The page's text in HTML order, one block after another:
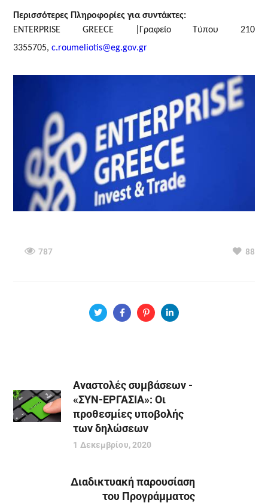
Περισσότερες Πληροφορίες για συντάκτες:
ENTERPRISE GREECE|Γραφείο Τύπου 210
3355705,c.roumeliotis@eg.gov.gr
787 88
Αναστολές συμβάσεων -
«ΣΥΝ-ΕΡΓΑΣΙΑ»: Οι
προθεσμίες υποβολής
των δηλώσεων
1 Δεκεμβρίου, 2020
Διαδικτυακή παρουσίαση
του Προγράμματος